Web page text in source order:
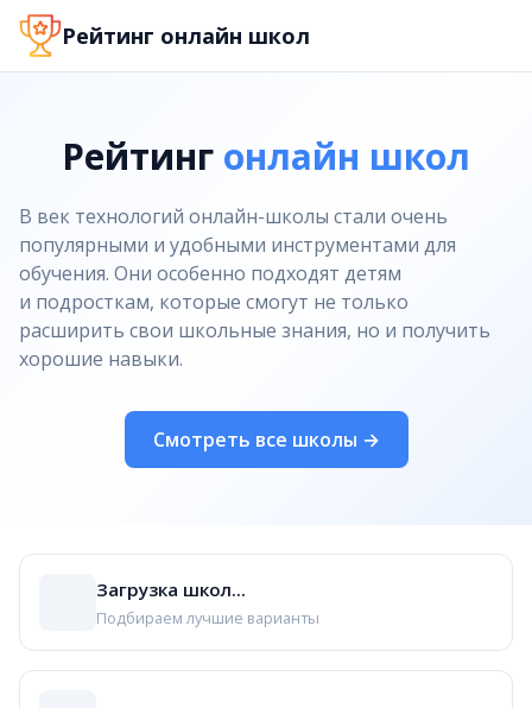
Рейтинг онлайн школ
Рейтинг онлайн школ
В век технологий онлайн-школы стали очень
популярными и удобными инструментами для
обучения. Они особенно подходят детям
и подросткам, которые смогут не только
расширить свои школьные знания, но и получить
хорошие навыки.
Смотреть все школы →
Загрузка школ...
Подбираем лучшие варианты